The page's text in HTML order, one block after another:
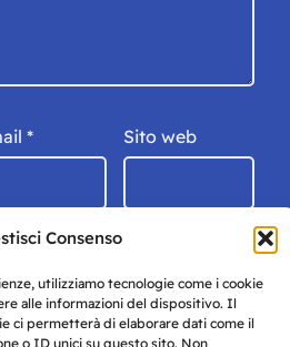
Consenso
utilizziamo tecnologie come i cookie
alle informazioni del dispositivo. Il
ci permetterà di elaborare dati come il
o ID unici su questo sito. Non
* Sito web